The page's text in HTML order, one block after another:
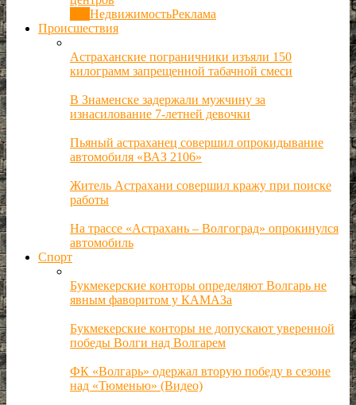
НедвижимостьРеклама
Происшествия
Астраханские пограничники изъяли 150
килограмм запрещенной табачной смеси
В Знаменске задержали мужчину за
изнасилование 7-летней девочки
Пьяный астраханец совершил опрокидывание
автомобиля «ВАЗ 2106»
Житель Астрахани совершил кражу при поиске
работы
На трассе «Астрахань – Волгоград» опрокинулся
автомобиль
Спорт
Букмекерские конторы определяют Волгарь не
явным фаворитом у КАМАЗа
Букмекерские конторы не допускают уверенной
победы Волги над Волгарем
ФК «Волгарь» одержал вторую победу в сезоне
над «Тюменью» (Видео)